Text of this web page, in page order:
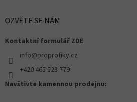
OZVĚTE SE NÁM
Kontaktní formulář ZDE
info@proprofiky.cz
+420 465 523 779
Navštivte kamennou prodejnu: